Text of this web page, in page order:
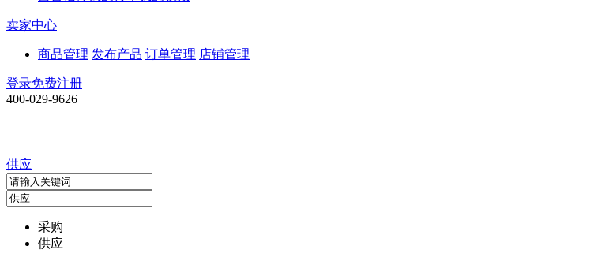
卖家中心
商品管理 发布产品 订单管理 店铺管理
登录免费注册
400-029-9626
供应
采购
供应